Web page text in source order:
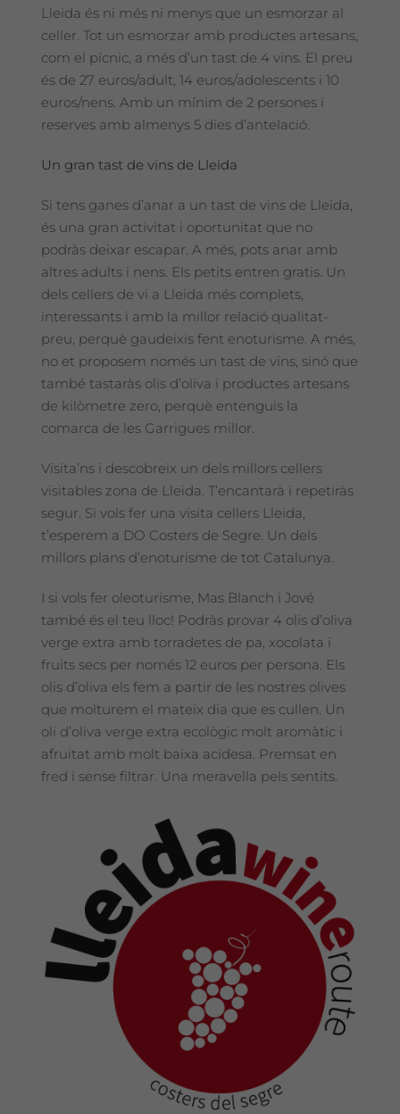
Lleida és ni més ni menys que un esmorzar al
celler. Tot un esmorzar amb productes artesans,
com el pícnic, a més d’un tast de 4 vins. El preu
és de 27 euros/adult, 14 euros/adolescents i 10
euros/nens. Amb un mínim de 2 persones i
reserves amb almenys 5 dies d’antelació.
Un gran tast de vins de Lleida
Si tens ganes d’anar a un tast de vins de Lleida,
és una gran activitat i oportunitat que no
podràs deixar escapar. A més, pots anar amb
altres adults i nens. Els petits entren gratis. Un
dels cellers de vi a Lleida més complets,
interessants i amb la millor relació qualitat-
preu, perquè gaudeixis fent enoturisme. A més,
no et proposem només un tast de vins, sinó que
també tastaràs olis d’oliva i productes artesans
de kilòmetre zero, perquè entenguis la
comarca de les Garrigues millor.
Visita’ns i descobreix un dels millors cellers
visitables zona de Lleida. T’encantarà i repetiràs
segur. Si vols fer una visita cellers Lleida,
t’esperem a DO Costers de Segre. Un dels
millors plans d’enoturisme de tot Catalunya.
I si vols fer oleoturisme, Mas Blanch i Jové
també és el teu lloc! Podràs provar 4 olis d’oliva
verge extra amb torradetes de pa, xocolata i
fruits secs per només 12 euros per persona. Els
olis d’oliva els fem a partir de les nostres olives
que molturem el mateix dia que es cullen. Un
oli d’oliva verge extra ecològic molt aromàtic i
afruitat amb molt baixa acidesa. Premsat en
fred i sense filtrar. Una meravella pels sentits.